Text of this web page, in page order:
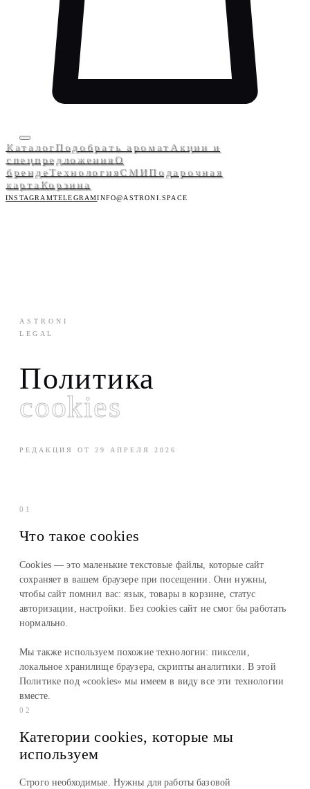
КаталогПодобрать аромат Акции и
спецпредложенияО
брендеТехнологияСМИПодарочная
карта Корзина
INSTAGRAMTELEGRAMINFO@ASTRONI.SPACE
ASTRONI
LEGAL
Политика
cookies
РЕДАКЦИЯ ОТ 29 АПРЕЛЯ 2026
01
Что такое cookies
Cookies — это маленькие текстовые файлы, которые сайт
сохраняет в вашем браузере при посещении. Они нужны,
чтобы сайт помнил вас: язык, товары в корзине, статус
авторизации, настройки. Без cookies сайт не смог бы работать
нормально.
Мы также используем похожие технологии: пиксели,
локальное хранилище браузера, скрипты аналитики. В этой
Политике под «cookies» мы имеем в виду все эти технологии
вместе.
02
Категории cookies, которые мы
используем
Строго необходимые. Нужны для работы базовой